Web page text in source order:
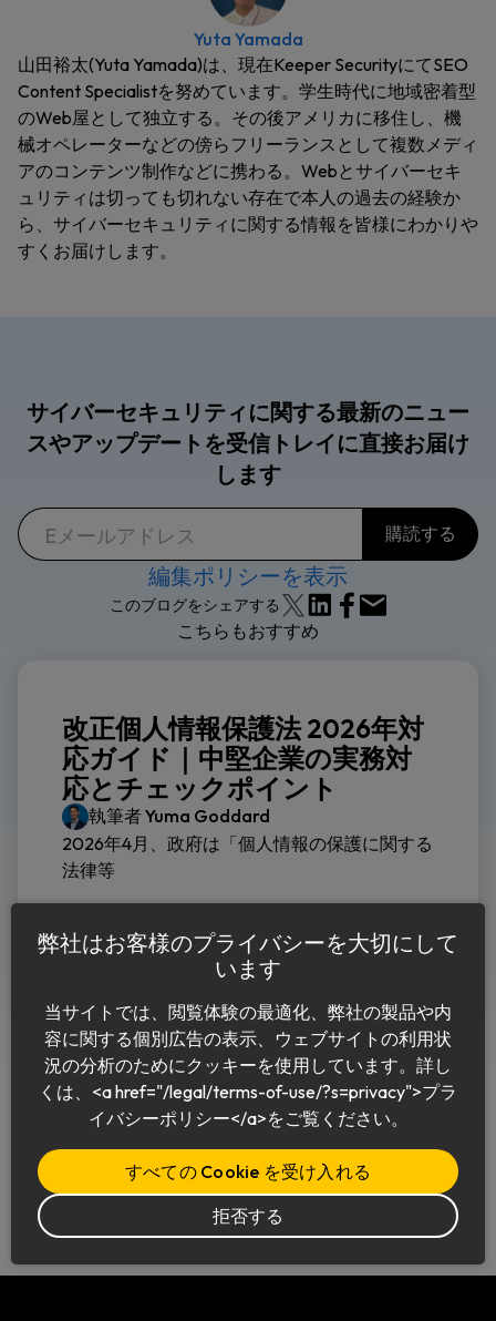
Yuta Yamada
山田裕太(Yuta Yamada)は、現在Keeper SecurityにてSEO
Content Specialistを努めています。学生時代に地域密着型
のWeb屋として独立する。その後アメリカに移住し、機
械オペレーターなどの傍らフリーランスとして複数メディ
アのコンテンツ制作などに携わる。Webとサイバーセキ
ュリティは切っても切れない存在で本人の過去の経験か
ら、サイバーセキュリティに関する情報を皆様にわかりや
すくお届けします。
サイバーセキュリティに関する最新のニュー
スやアップデートを受信トレイに直接お届け
します
編集ポリシーを表示
このブログをシェアする
こちらもおすすめ
改正個人情報保護法 2026年対
応ガイド｜中堅企業の実務対
応とチェックポイント
執筆者Yuma Goddard
2026年4月、政府は「個人情報の保護に関する
法律等
続きを読む
日本語
弊社はお客様のプライバシーを大切にして
います
当サイトでは、閲覧体験の最適化、弊社の製品や内
容に関する個別広告の表示、ウェブサイトの利用状
況の分析のためにクッキーを使用しています。詳し
くは、<a href="/legal/terms-of-use/?s=privacy">プラ
イバシーポリシー</a>をご覧ください。
すべての Cookie を受け入れる
拒否する